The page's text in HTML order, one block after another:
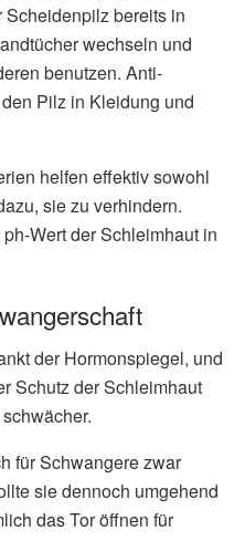
Scheidenpilz bereits in
wechseln und
benutzen. Anti-
Pilz in Kleidung und
helfen effektiv sowohl
sie zu verhindern.
Wert der Schleimhaut in
der Hormonspiegel, und
Schutz der Schleimhaut
für Schwangere zwar
sie dennoch umgehend
das Tor öffnen für